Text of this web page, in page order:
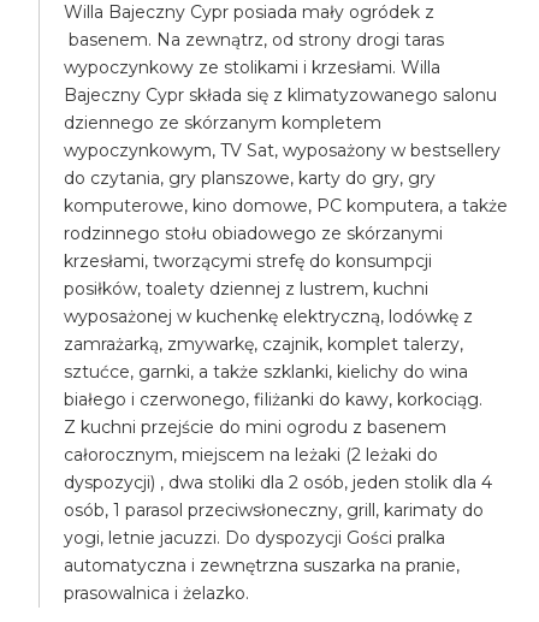
Willa Bajeczny Cypr posiada mały ogródek z
basenem. Na zewnątrz, od strony drogi taras
wypoczynkowy ze stolikami i krzesłami. Willa
Bajeczny Cypr składa się z klimatyzowanego salonu
dziennego ze skórzanym kompletem
wypoczynkowym, TV Sat, wyposażony w bestsellery
do czytania, gry planszowe, karty do gry, gry
komputerowe, kino domowe, PC komputera, a także
rodzinnego stołu obiadowego ze skórzanymi
krzesłami, tworzącymi strefę do konsumpcji
posiłków, toalety dziennej z lustrem, kuchni
wyposażonej w kuchenkę elektryczną, lodówkę z
zamrażarką, zmywarkę, czajnik, komplet talerzy,
sztućce, garnki, a także szklanki, kielichy do wina
białego i czerwonego, filiżanki do kawy, korkociąg.
Z kuchni przejście do mini ogrodu z basenem
całorocznym, miejscem na leżaki (2 leżaki do
dyspozycji) , dwa stoliki dla 2 osób, jeden stolik dla 4
osób, 1 parasol przeciwsłoneczny, grill, karimaty do
yogi, letnie jacuzzi. Do dyspozycji Gości pralka
automatyczna i zewnętrzna suszarka na pranie,
prasowalnica i żelazko.